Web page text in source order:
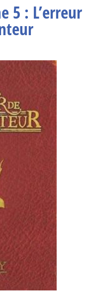
5 : L’erreur